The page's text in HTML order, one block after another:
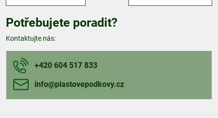
Potřebujete poradit?
Kontaktujte nás:
+420 604 517 833
info​@plastovepodkovy​.cz